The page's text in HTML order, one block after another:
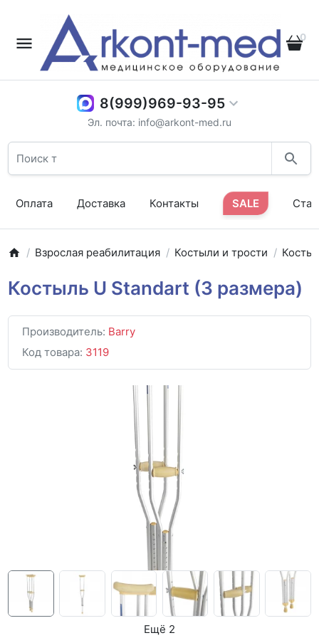
0
8(999)969-93-95
Эл. почта: info@arkont-med.ru
Оплата Доставка Контакты SALE
Взрослая реабилитация Костыли и трости
Костыль U Standart (3 размера)
Производитель: Barry
Код товара: 3119
Ещё 2